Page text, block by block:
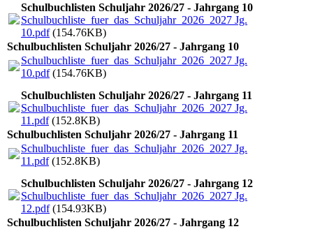
Schulbuchlisten Schuljahr 2026/27 - Jahrgang 10
Schulbuchliste_fuer_das_Schuljahr_2026_2027 Jg.
10.pdf(154.76KB)
Schulbuchlisten Schuljahr 2026/27 - Jahrgang 10
Schulbuchliste_fuer_das_Schuljahr_2026_2027 Jg.
10.pdf(154.76KB)
Schulbuchlisten Schuljahr 2026/27 - Jahrgang 11
Schulbuchliste_fuer_das_Schuljahr_2026_2027 Jg.
11.pdf(152.8KB)
Schulbuchlisten Schuljahr 2026/27 - Jahrgang 11
Schulbuchliste_fuer_das_Schuljahr_2026_2027 Jg.
11.pdf(152.8KB)
Schulbuchlisten Schuljahr 2026/27 - Jahrgang 12
Schulbuchliste_fuer_das_Schuljahr_2026_2027 Jg.
12.pdf(154.93KB)
Schulbuchlisten Schuljahr 2026/27 - Jahrgang 12